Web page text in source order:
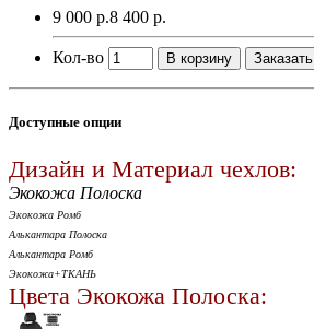
9 000 р.8 400 р.
Кол-во В корзину Заказать
Доступные опции
Дизайн и Материал чехлов:
Экокожа Полоска
Экокожа Ромб
Алькантара Полоска
Алькантара Ромб
Экокожа+ТКАНЬ
Цвета Экокожа Полоска: